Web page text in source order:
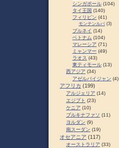
シンガポール (104)
タイ王国 (140)
フィリピン (41)
モンテンルパ (3)
ブルネイ (14)
ベトナム (104)
マレーシア (71)
ミャンマー (49)
ラオス (43)
東ティモール (13)
西アジア (34)
アゼルバイジャン (4)
アフリカ (199)
アルジェリア (14)
エジプト (23)
ケニア (10)
ブルキナファソ (11)
ヨルダン (9)
南スーダン (19)
オセアニア (117)
オーストラリア (33)